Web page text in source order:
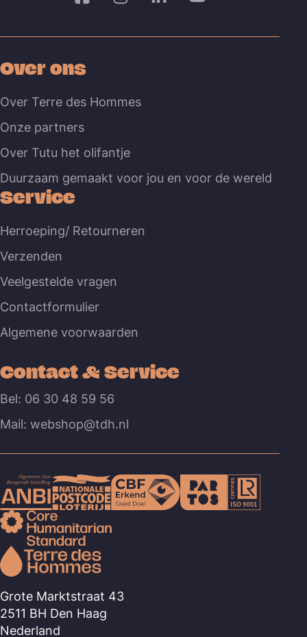
Over ons
Over Terre des Hommes
Onze partners
Over Tutu het olifantje
Duurzaam gemaakt voor jou en voor de wereld
Service
Herroeping/ Retourneren
Verzenden
Veelgestelde vragen
Contactformulier
Algemene voorwaarden
Contact & Service
Bel: 06 30 48 59 56
Mail: webshop@tdh.nl
Grote Marktstraat 43
2511 BH Den Haag
Nederland